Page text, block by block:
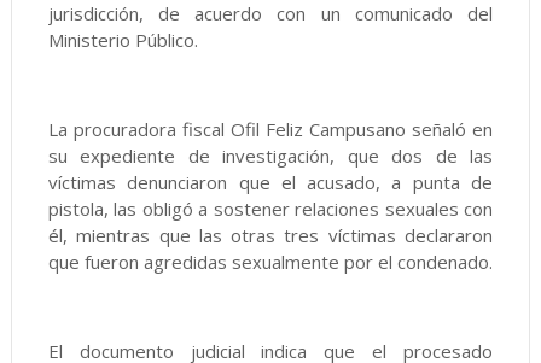
jurisdicción, de acuerdo con un comunicado del
Ministerio Público.
La procuradora fiscal Ofil Feliz Campusano señaló en
su expediente de investigación, que dos de las
víctimas denunciaron que el acusado, a punta de
pistola, las obligó a sostener relaciones sexuales con
él, mientras que las otras tres víctimas declararon
que fueron agredidas sexualmente por el condenado.
El documento judicial indica que el procesado